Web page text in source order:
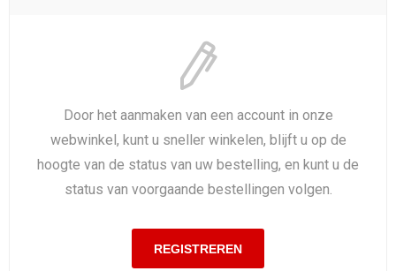
Door het aanmaken van een account in onze
webwinkel, kunt u sneller winkelen, blijft u op de
hoogte van de status van uw bestelling, en kunt u de
status van voorgaande bestellingen volgen.